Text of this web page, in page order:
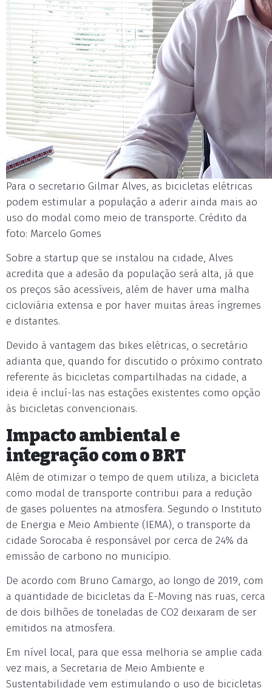
Para o secretario Gilmar Alves, as bicicletas elétricas
podem estimular a população a aderir ainda mais ao
uso do modal como meio de transporte. Crédito da
foto: Marcelo Gomes
Sobre a startup que se instalou na cidade, Alves
acredita que a adesão da população será alta, já que
os preços são acessíveis, além de haver uma malha
cicloviária extensa e por haver muitas áreas íngremes
e distantes.
Devido à vantagem das bikes elétricas, o secretário
adianta que, quando for discutido o próximo contrato
referente às bicicletas compartilhadas na cidade, a
ideia é incluí-las nas estações existentes como opção
às bicicletas convencionais.
Impacto ambiental e
integração com o BRT
Além de otimizar o tempo de quem utiliza, a bicicleta
como modal de transporte contribui para a redução
de gases poluentes na atmosfera. Segundo o Instituto
de Energia e Meio Ambiente (IEMA), o transporte da
cidade Sorocaba é responsável por cerca de 24% da
emissão de carbono no município.
De acordo com Bruno Camargo, ao longo de 2019, com
a quantidade de bicicletas da E-Moving nas ruas, cerca
de dois bilhões de toneladas de CO2 deixaram de ser
emitidos na atmosfera.
Em nível local, para que essa melhoria se amplie cada
vez mais, a Secretaria de Meio Ambiente e
Sustentabilidade vem estimulando o uso de bicicletas